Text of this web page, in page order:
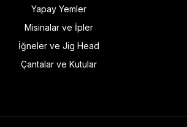
Yapay Yemler
Misinalar ve İpler
İğneler ve Jig Head
Çantalar ve Kutular